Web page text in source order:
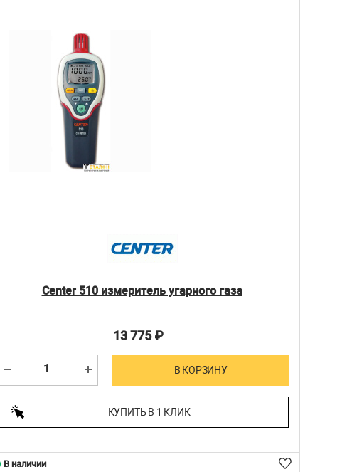
Center 510 измеритель угарного газа
13 775₽
В КОРЗИНУ
КУПИТЬ В 1 КЛИК
В наличии